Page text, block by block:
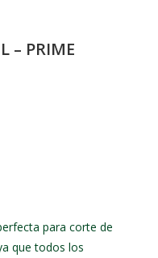
– PRIME
para corte de
que todos los